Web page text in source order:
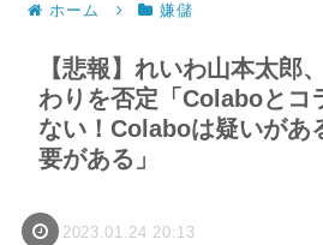
ホーム 嫌儲
【悲報】れいわ山本太郎
わりを否定「Colaboとコ
ない！Colaboは疑いがあ
要がある」
2023.01.24 20:13